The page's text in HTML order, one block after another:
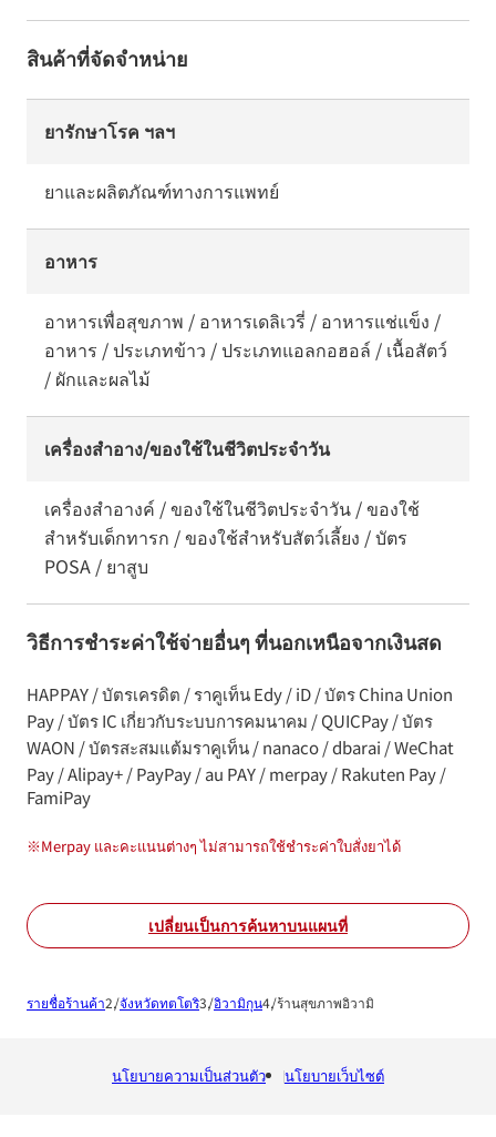
สินค้าที่จัดจำหน่าย
ยารักษาโรค ฯลฯ
ยาและผลิตภัณฑ์ทางการแพทย์
อาหาร
อาหารเพื่อสุขภาพ / อาหารเดลิเวรี่ / อาหารแช่แข็ง /
อาหาร / ประเภทข้าว / ประเภทแอลกอฮอล์ / เนื้อสัตว์
/ ผักและผลไม้
เครื่องสำอาง/ของใช้ในชีวิตประจำวัน
เครื่องสำอางค์ / ของใช้ในชีวิตประจำวัน / ของใช้
สำหรับเด็กทารก / ของใช้สำหรับสัตว์เลี้ยง / บัตร
POSA / ยาสูบ
วิธีการชำระค่าใช้จ่ายอื่นๆ ที่นอกเหนือจากเงินสด
HAPPAY / บัตรเครดิต / ราคูเท็น Edy / iD / บัตร China Union
Pay / บัตร IC เกี่ยวกับระบบการคมนาคม / QUICPay / บัตร
WAON / บัตรสะสมแต้มราคูเท็น / nanaco / dbarai / WeChat
Pay / Alipay+ / PayPay / au PAY / merpay / Rakuten Pay /
FamiPay
※Merpay และคะแนนต่างๆ ไม่สามารถใช้ชำระค่าใบสั่งยาได้
เปลี่ยนเป็นการค้นหาบนแผนที่
รายชื่อร้านค้า จังหวัดทตโตริ อิวามิกุน ร้านสุขภาพอิวามิ
นโยบายความเป็นส่วนตัว นโยบายเว็บไซต์